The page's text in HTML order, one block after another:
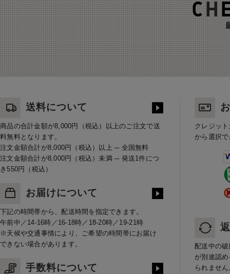
送料について
商品の合計金額が8,000円（税込）以上のご注文で送
料無料となります。
注文金額合計が8,000円（税込）以上 ─ 全国無料
注文金額合計が8,000円（税込）未満 ─ 発送1件につ
き550円（税込）
お届けについて
下記の時間帯から、配送時間を指定できます。
午前中／14-16時／16-18時／18-20時／19-21時
※天候や交通事情により、ご希望の時間帯にお届け
できない場合があります。
手数料について
クレジッ
から選択
配送中の
が別途認
られません